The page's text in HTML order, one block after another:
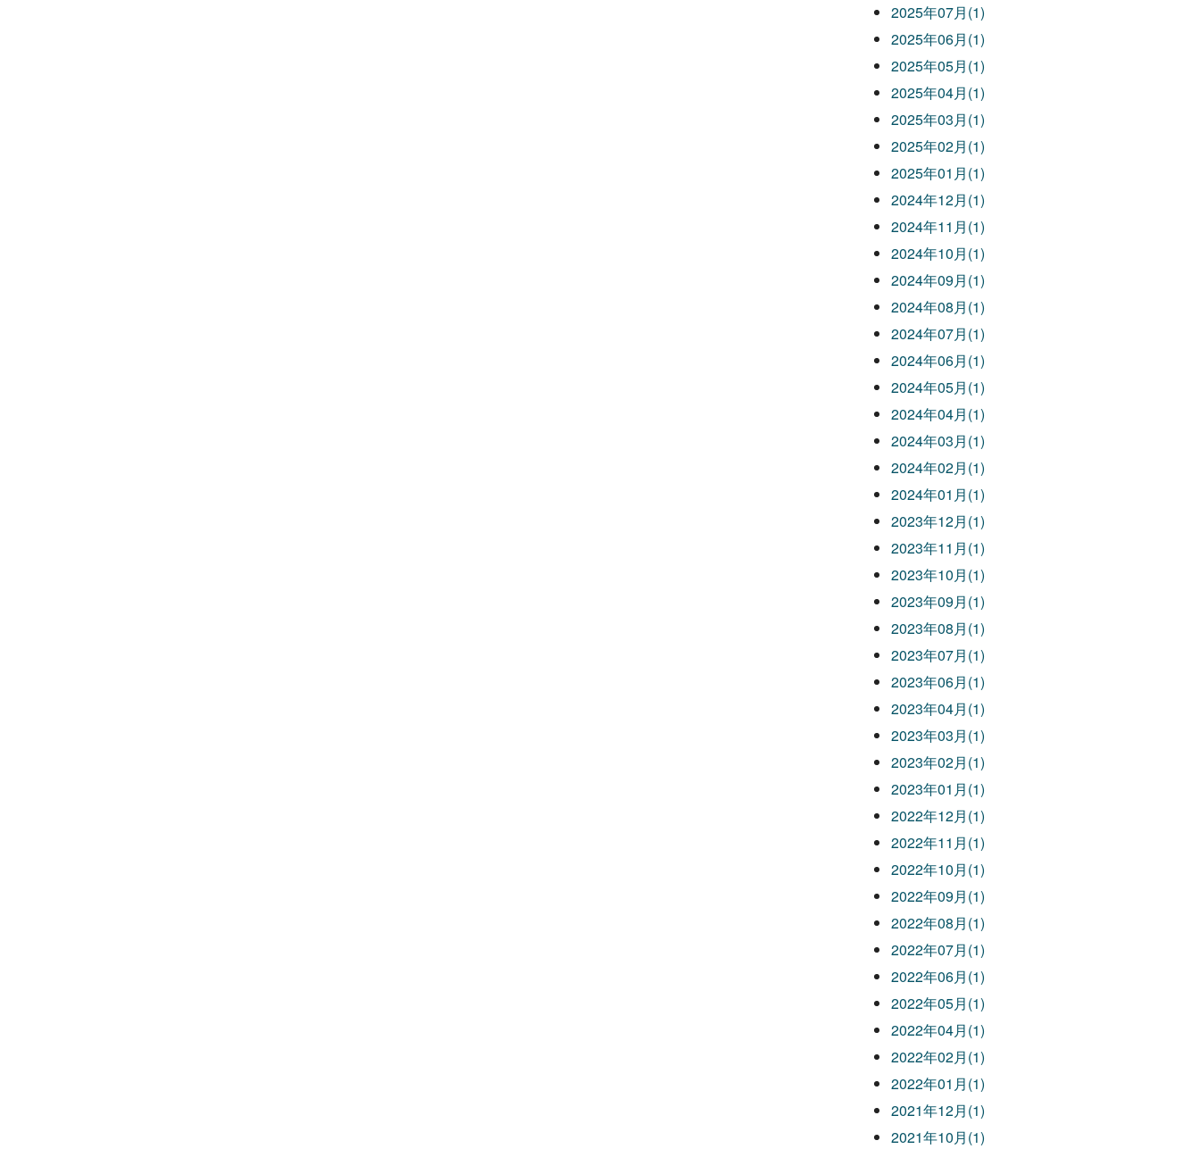
2025年07月(1)
2025年06月(1)
2025年05月(1)
2025年04月(1)
2025年03月(1)
2025年02月(1)
2025年01月(1)
2024年12月(1)
2024年11月(1)
2024年10月(1)
2024年09月(1)
2024年08月(1)
2024年07月(1)
2024年06月(1)
2024年05月(1)
2024年04月(1)
2024年03月(1)
2024年02月(1)
2024年01月(1)
2023年12月(1)
2023年11月(1)
2023年10月(1)
2023年09月(1)
2023年08月(1)
2023年07月(1)
2023年06月(1)
2023年04月(1)
2023年03月(1)
2023年02月(1)
2023年01月(1)
2022年12月(1)
2022年11月(1)
2022年10月(1)
2022年09月(1)
2022年08月(1)
2022年07月(1)
2022年06月(1)
2022年05月(1)
2022年04月(1)
2022年02月(1)
2022年01月(1)
2021年12月(1)
2021年10月(1)